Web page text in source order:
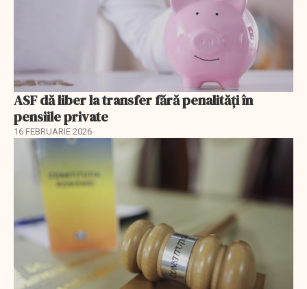
ASF dă liber la transfer fără penalități în
pensiile private
16 FEBRUARIE 2026